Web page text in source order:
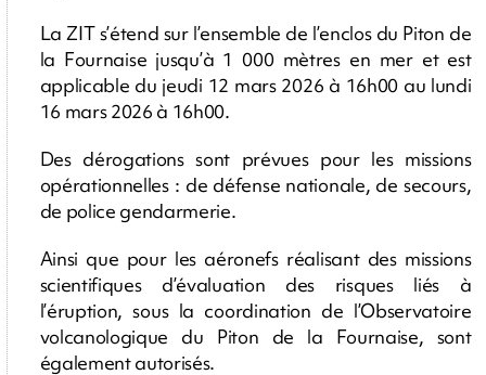
La ZIT s’étend sur l’ensemble de l’enclos du Piton de
la Fournaise jusqu’à 1 000 mètres en mer et est
applicable du jeudi 12 mars 2026 à 16h00 au lundi
16 mars 2026 à 16h00.
Des dérogations sont prévues pour les missions
opérationnelles : de défense nationale, de secours,
de police gendarmerie.
Ainsi que pour les aéronefs réalisant des missions
scientifiques d’évaluation des risques liés à
l’éruption, sous la coordination de l’Observatoire
volcanologique du Piton de la Fournaise, sont
également autorisés.